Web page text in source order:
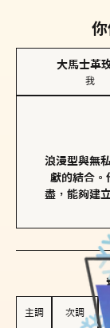
大馬士革
我
浪漫型與無
獻的結合。
盡，能夠建
主調 次調